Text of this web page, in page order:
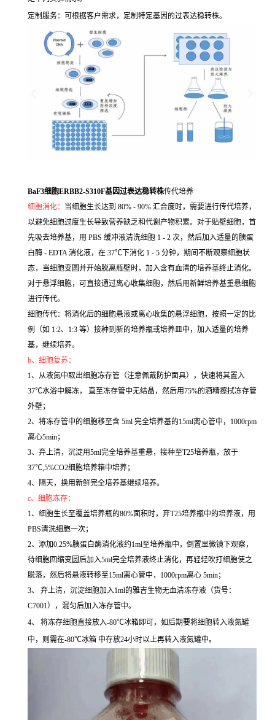
定制服务：可根据客户需求，定制特定基因的过表达稳转株。
BaF3细胞ERBB2-S310F基因过表达稳转株传代培养
细胞消化： 当细胞生长达到 80% - 90% 汇合度时，需要进行传代培养，
以避免细胞过度生长导致营养缺乏和代谢产物积累。对于贴壁细胞，首
先吸去培养基，用 PBS 缓冲液清洗细胞 1 - 2 次，然后加入适量的胰蛋
白酶 - EDTA 消化液，在 37℃下消化 1 - 5 分钟，期间不断观察细胞状
态，当细胞变圆并开始脱离瓶壁时，加入含有血清的培养基终止消化。
对于悬浮细胞，可直接通过离心收集细胞，然后用新鲜培养基重悬细胞
进行传代。
细胞传代：将消化后的细胞悬液或离心收集的悬浮细胞，按照一定的比
例（如 1:2、1:3 等）接种到新的培养瓶或培养皿中，加入适量的培养
基，继续培养。
b、细胞复苏：
1、从液氮中取出细胞冻存管（注意佩戴防护面具），快速将其置入
37℃水浴中解冻， 直至冻存管中无结晶，然后用75%的酒精擦拭冻存管
外壁；
2、将冻存管中的细胞移至含 5ml 完全培养基的15ml离心管中，1000rpm
离心5min；
3、弃上清，沉淀用5ml完全培养基重悬，接种至T25培养瓶，放于
37℃,5%CO2细胞培养箱中培养；
4、隔天，换用新鲜完全培养基继续培养。
c、细胞冻存：
1、细胞生长至覆盖培养瓶的80%面积时，弃T25培养瓶中的培养液，用
PBS清洗细胞一次；
2、添加0.25%胰蛋白酶消化液约1ml至培养瓶中，倒置显微镜下观察，
待细胞回缩变圆后加入5ml完全培养液终止消化，再轻轻吹打细胞使之
脱落，然后将悬液转移至15ml离心管中，1000rpm离心 5min；
3、 弃上清，沉淀细胞加入1ml的雅吉生物无血清冻存液（货号：
C7001），混匀后加入冻存管中。
4、 将冻存细胞直接放入-80℃冰箱即可，如后期要将细胞转入液氮罐
中，则需在-80℃冰箱 中存放24小时以上再转入液氮罐中。